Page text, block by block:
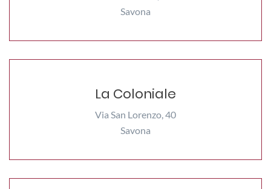
Savona
La Coloniale
Via San Lorenzo, 40
Savona